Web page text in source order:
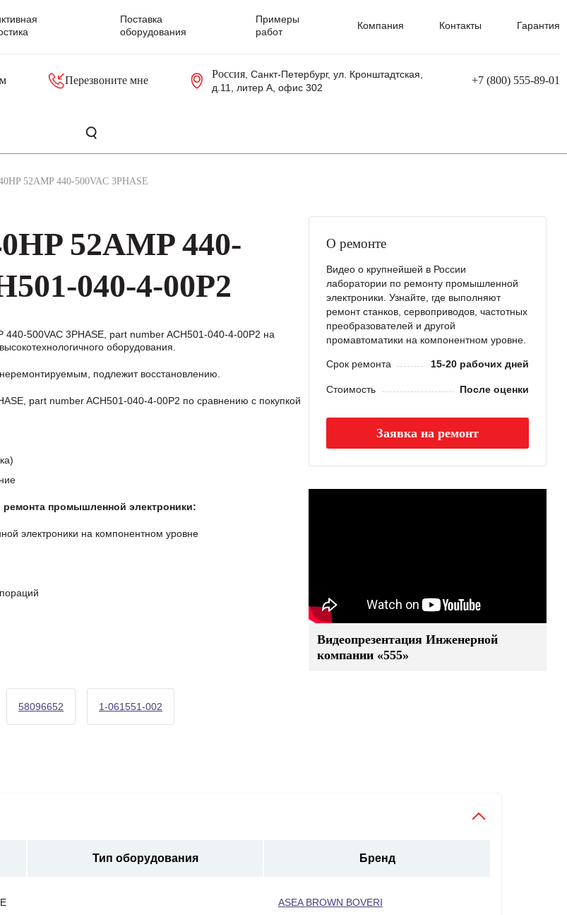
Поставка
оборудования
Примеры
работ
Компания Контакты Гарантия
Перезвоните мне
Россия, Санкт-Петербург, ул. Кронштадтская,
д.11, литер А, офис 302
+7 (800) 555-89-01
52AMP 440-500VAC 3PHASE
52AMP 440-
040-4-00P2
500VAC 3PHASE, part number ACH501-040-4-00P2 на
оборудования.
подлежит восстановлению.
part number ACH501-040-4-00P2 по сравнению с покупкой
ремонта промышленной электроники:
электроники на компонентном уровне
58096652 1-061551-002
О ремонте
Видео о крупнейшей в России
лаборатории по ремонту промышленной
электроники. Узнайте, где выполняют
ремонт станков, сервоприводов, частотных
преобразователей и другой
промавтоматики на компонентном уровне.
Срок ремонта 15-20 рабочих дней
Стоимость После оценки
Заявка на ремонт
Видеопрезентация Инженерной
компании «555»
Тип оборудования Бренд
ASEA BROWN BOVERI